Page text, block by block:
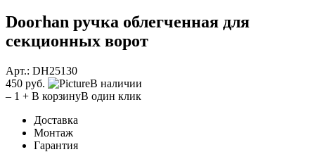
Doorhan ручка облегченная для
секционных ворот
Арт.: DH25130
450 руб.
В наличии
– 1 + В корзинуВ один клик
Доставка
Монтаж
Гарантия